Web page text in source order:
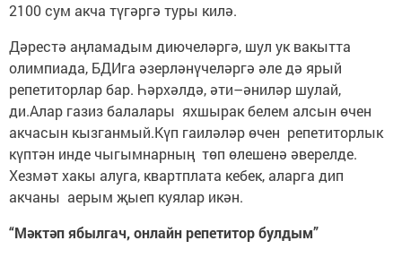
2100 сум акча түгәргә туры килә.
Дәрестә аңламадым диючеләргә, шул ук вакытта
олимпиада, БДИга әзерләнүчеләргә әле дә ярый
репетиторлар бар. Һәрхәлдә, әти–әниләр шулай,
ди.Алар газиз балалары яхшырак белем алсын өчен
акчасын кызганмый.Күп гаиләләр өчен репетиторлык
күптән инде чыгымнарның төп өлешенә әверелде.
Хезмәт хакы алуга, квартплата кебек, аларга дип
акчаны аерым җыеп куялар икән.
“Мәктәп ябылгач, онлайн репетитор булдым”